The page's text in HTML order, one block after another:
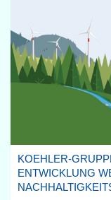
KOEHLER-
ENTWICKLUNG